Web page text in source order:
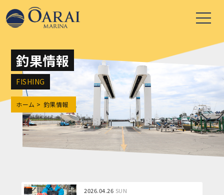
釣果情報
FISHING
ホーム 釣果情報
2026.04.26 SUN